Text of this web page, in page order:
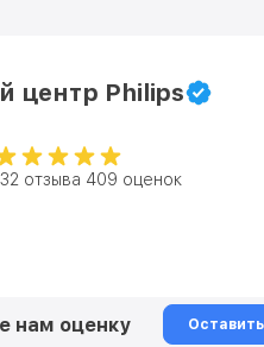
центр Philips
отзыва 409 оценок
нам оценку